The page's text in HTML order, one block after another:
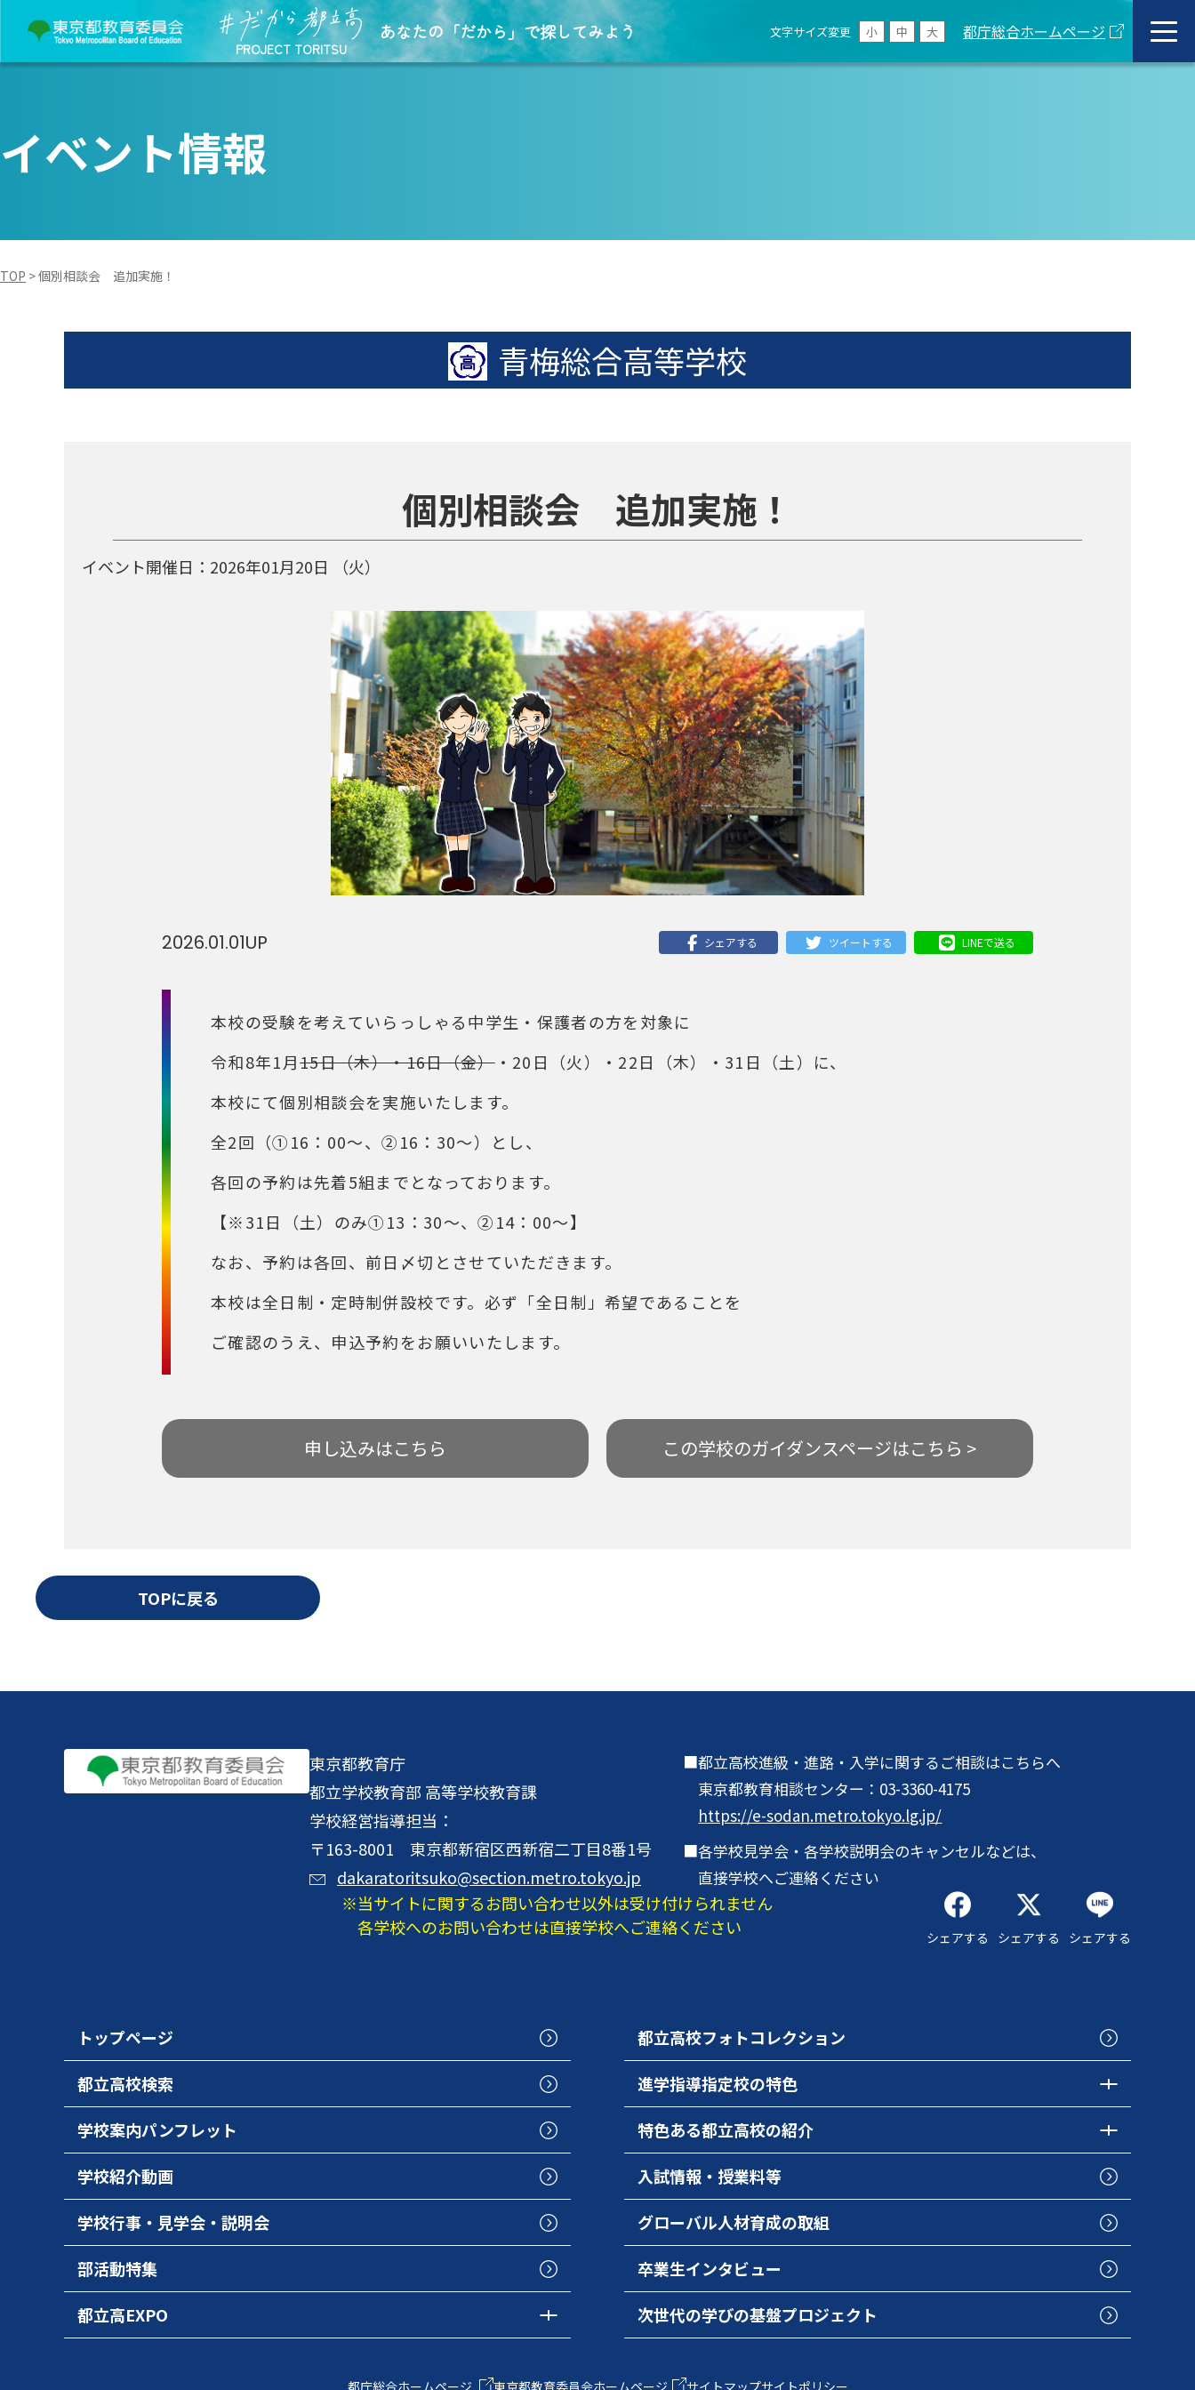
PROJECT TORITSU
あなたの「だから」で探してみよう 文字サイズ変更 小 中 大 都庁総合ホームページ
イベント情報
TOP >個別相談会 追加実施！
青梅総合高等学校
個別相談会 追加実施！
イベント開催日： 2026年01月20日 （火）
2026.01.01UP シェアする ツイートする LINEで送る
本校の受験を考えていらっしゃる中学生・保護者の方を対象に
令和8年1月15日（木）・16日（金）・20日（火）・22日（木）・31日（土）に、
本校にて個別相談会を実施いたします。
全2回（①16：00～、②16：30～）とし、
各回の予約は先着5組までとなっております。
【※31日（土）のみ①13：30～、②14：00～】
なお、予約は各回、前日〆切とさせていただきます。
本校は全日制・定時制併設校です。必ず「全日制」希望であることを
ご確認のうえ、申込予約をお願いいたします。
申し込みはこちら この学校のガイダンスページはこちら >
TOPに戻る
東京都教育庁
都立学校教育部 高等学校教育課
学校経営指導担当：
〒163-8001 東京都新宿区西新宿二丁目8番1号
dakaratoritsuko@section.metro.tokyo.jp
都立高校進級・進路・入学に関するご相談はこちらへ
東京都教育相談センター： 03-3360-4175
https://e-sodan.metro.tokyo.lg.jp/
各学校見学会・各学校説明会のキャンセルなどは、
直接学校へご連絡ください
当サイトに関するお問い合わせ以外は受け付けられません
各学校へのお問い合わせは直接学校へご連絡ください
シェアする シェアする シェアする
トップページ
都立高校検索
学校案内パンフレット
学校紹介動画
学校行事・見学会・説明会
部活動特集
都立高EXPO
都立高校フォトコレクション
進学指導指定校の特色
特色ある都立高校の紹介
入試情報・授業料等
グローバル人材育成の取組
卒業生インタビュー
次世代の学びの基盤プロジェクト